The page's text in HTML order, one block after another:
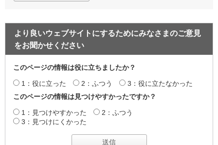
より良いウェブサイトにするためにみなさまのご意見
をお聞かせください
このページの情報は役に立ちましたか？
1：役に立った 2：ふつう
3：役に立たなかった
このページの情報は見つけやすかったですか？
1：見つけやすかった
2：ふつう
3：見つけにくかった